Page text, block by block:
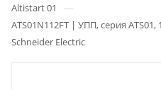
Altistart 01 —
ATS01N112FT | УПП, серия ATS01,
Schneider Electric